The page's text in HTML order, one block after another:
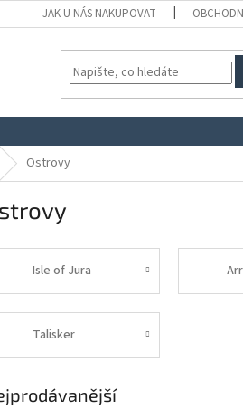
JAK U NÁS NAKUPOVAT
Ostrovy
Isle of Jura
Talisker